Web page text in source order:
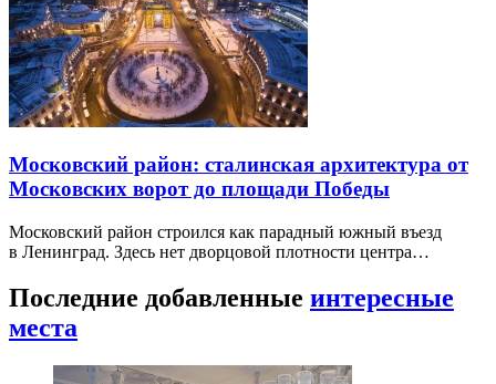
Московский район: сталинская архитектура от
Московских ворот до площади Победы
Московский район строился как парадный южный въезд
в Ленинград. Здесь нет дворцовой плотности центра…
Последние добавленные интересные
места